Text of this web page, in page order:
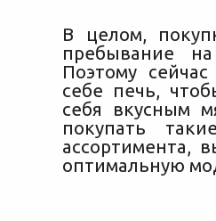
В целом,
пребывание
Поэтому
себе печь,
себя вкусным
покупать
ассортимента,
оптимальную